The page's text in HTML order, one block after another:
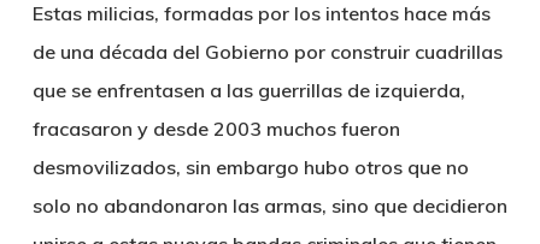
Estas milicias, formadas por los intentos hace más
de una década del Gobierno por construir cuadrillas
que se enfrentasen a las guerrillas de izquierda,
fracasaron y desde 2003 muchos fueron
desmovilizados, sin embargo hubo otros que no
solo no abandonaron las armas, sino que decidieron